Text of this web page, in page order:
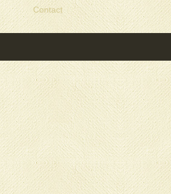
Contact